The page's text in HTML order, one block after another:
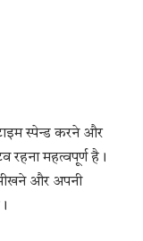
स्पेन्ड करने और
रहना महत्वपूर्ण है।
और अपनी